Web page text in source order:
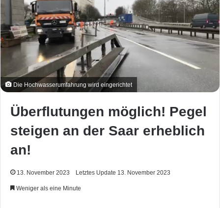
Die Hochwasserumfahrung wird eingerichtet
Überflutungen möglich! Pegel
steigen an der Saar erheblich
an!
13. November 2023 Letztes Update 13. November 2023
Weniger als eine Minute